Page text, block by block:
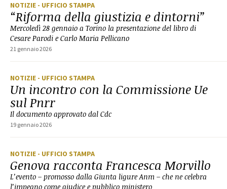
NOTIZIE - UFFICIO STAMPA
“Riforma della giustizia e dintorni”
Mercoledì 28 gennaio a Torino la presentazione del libro di
Cesare Parodi e Carlo Maria Pellicano
21 gennaio 2026
NOTIZIE - UFFICIO STAMPA
Un incontro con la Commissione Ue
sul Pnrr
Il documento approvato dal Cdc
19 gennaio 2026
NOTIZIE - UFFICIO STAMPA
Genova racconta Francesca Morvillo
L’evento – promosso dalla Giunta ligure Anm – che ne celebra
l’impegno come giudice e pubblico ministero